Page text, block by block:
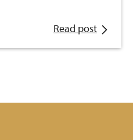
Read post